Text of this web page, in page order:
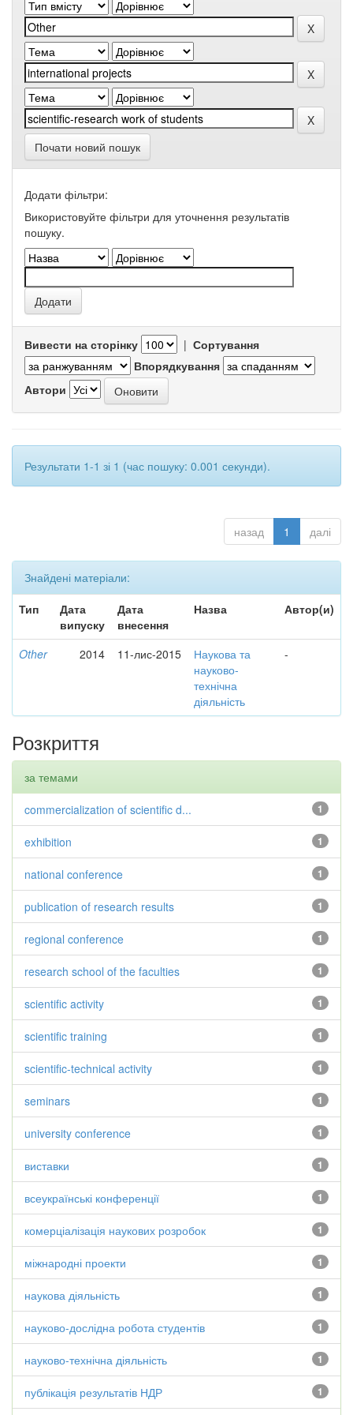
Почати новий пошук
Додати фільтри:
Використовуйте фільтри для уточнення результатів
пошуку.
Вивести на сторінку | Сортування
Впорядкування
Автори
Результати 1-1 зі 1 (час пошуку: 0.001 секунди).
назад 1 далі
Знайдені матеріали:
Тип
Дата
випуску
Дата
внесення
Назва Автор(и)
Other 2014 11-лис-2015
Наукова та
науково-
технічна
діяльність
-
Розкриття
за темами
1
commercialization of scientific d...
1
exhibition
1
national conference
1
publication of research results
1
regional conference
1
research school of the faculties
1
scientific activity
1
scientific training
1
scientific-technical activity
1
seminars
1
university conference
1
виставки
1
всеукраїнські конференції
1
комерціалізація наукових розробок
1
міжнародні проекти
1
наукова діяльність
1
науково-дослідна робота студентів
1
науково-технічна діяльність
1
публікація результатів НДР